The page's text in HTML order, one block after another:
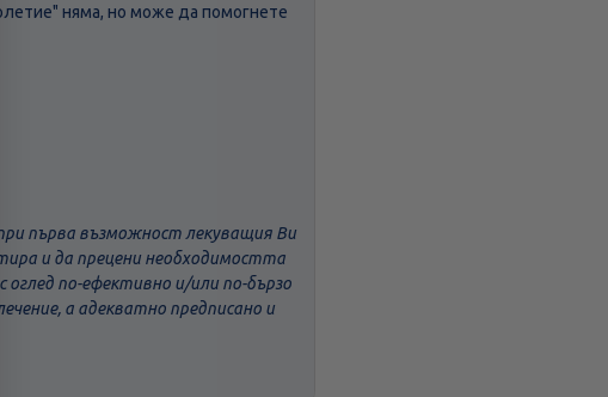
няма, но може да помогнете
първа възможност лекуващия Ви
и да прецени необходимостта
оглед по-ефективно и/или по-бързо
а адекватно предписано и